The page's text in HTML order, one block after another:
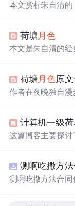
本文赏析朱自清的
荷塘 月色
本文是朱自清的经
悟。荷塘月色原
作者在夜晚独自
曳，散发出阵阵清
计算机一级
这篇博客主要探
时也指出了其散文
节奏较慢。文章还
测啊吃撒方
测啊吃撒方法合同